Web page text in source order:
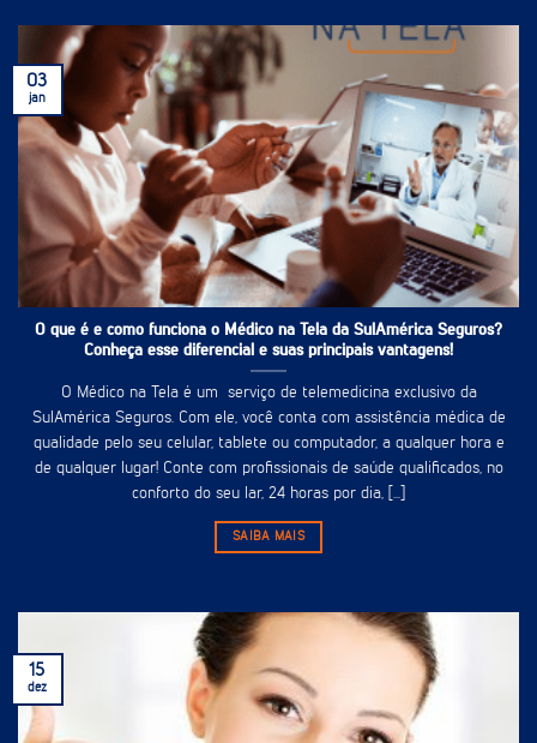
O que é e como funciona o Médico na Tela da SulAmérica Seguros?
Conheça esse diferencial e suas principais vantagens!
O Médico na Tela é um serviço de telemedicina exclusivo da
SulAmérica Seguros. Com ele, você conta com assistência médica de
qualidade pelo seu celular, tablete ou computador, a qualquer hora e
de qualquer lugar! Conte com profissionais de saúde qualificados, no
conforto do seu lar, 24 horas por dia, [...]
SAIBA MAIS
03
jan
15
dez